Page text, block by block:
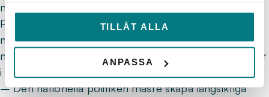
TILLÅT ALLA
ANPASSA
miljösatsningar, som påverkar arbetet. Frågan om
PFAS har fått ökad uppmärksamhet, inte minst med
nya gränser vid årsskiftet för dricksvattnet. För att
möta dessa utmaningar krävs samarbete på alla nivåer
i samhället.
– Den nationella politiken måste skapa långsiktiga